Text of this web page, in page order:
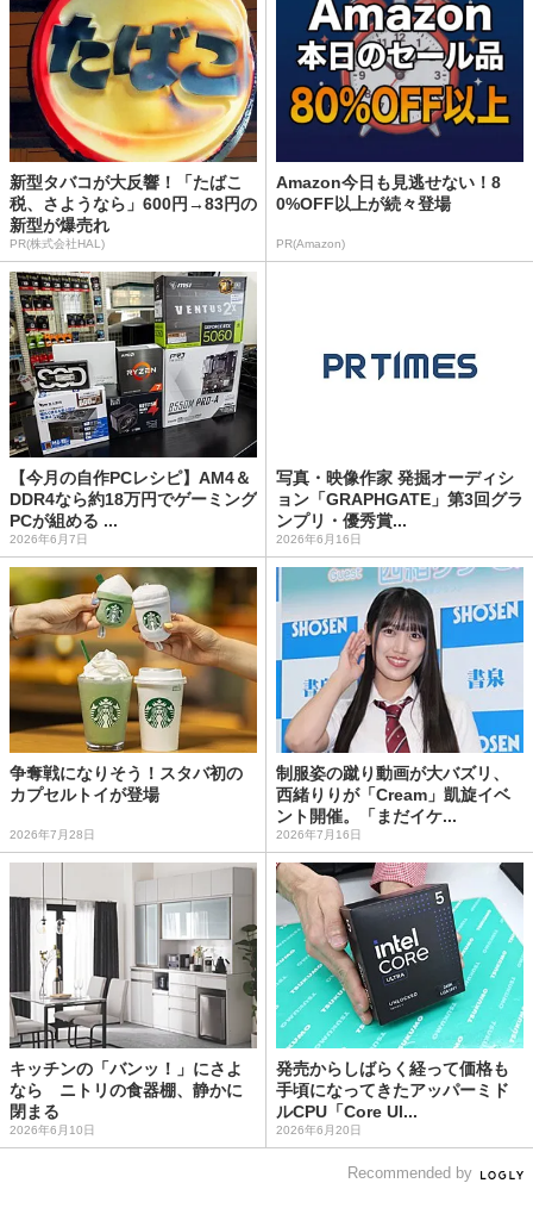
新型タバコが大反響！「たばこ
税、さようなら」600円→83円の
新型が爆売れ
PR(株式会社HAL)
Amazon今日も見逃せない！8
0%OFF以上が続々登場
PR(Amazon)
【今月の自作PCレシピ】AM4＆
DDR4なら約18万円でゲーミング
PCが組める ...
2026年6月7日
写真・映像作家 発掘オーディシ
ョン「GRAPHGATE」第3回グラ
ンプリ・優秀賞...
2026年6月16日
争奪戦になりそう！スタバ初の
カプセルトイが登場
2026年7月28日
制服姿の蹴り動画が大バズリ、
西緒りりが「Cream」凱旋イベ
ント開催。「まだイケ...
2026年7月16日
キッチンの「バンッ！」にさよ
なら ニトリの食器棚、静かに
閉まる
2026年6月10日
発売からしばらく経って価格も
手頃になってきたアッパーミド
ルCPU「Core Ul...
2026年6月20日
Recommended by